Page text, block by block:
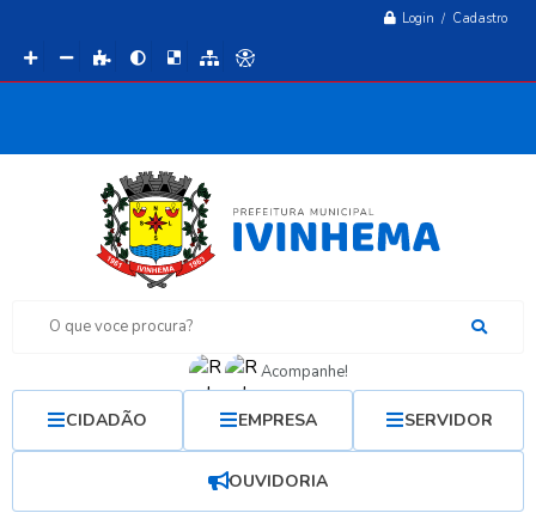
Login / Cadastro
O que voce procura?
Acompanhe!
CIDADÃO EMPRESA SERVIDOR
OUVIDORIA